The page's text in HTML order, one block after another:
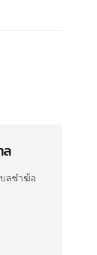
ล
ลชำฆ้อ